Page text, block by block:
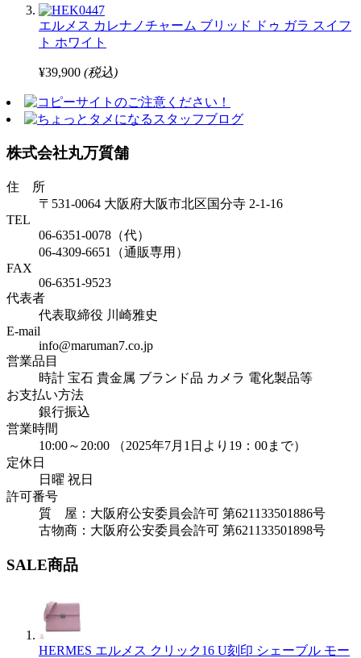
エルメス カレナノチャーム ブリッド ドゥ ガラ スイフ
ト ホワイト
¥39,900 (税込)
株式会社丸万質舗
住 所
〒531-0064 大阪府大阪市北区国分寺 2-1-16
TEL
06-6351-0078（代）
06-4309-6651（通販専用）
FAX
06-6351-9523
代表者
代表取締役 川崎雅史
E-mail
info@maruman7.co.jp
営業品目
時計 宝石 貴金属 ブランド品 カメラ 電化製品等
お支払い方法
銀行振込
営業時間
10:00～20:00 （2025年7月1日より19：00まで）
定休日
日曜 祝日
許可番号
質 屋：大阪府公安委員会許可 第621133501886号
古物商：大阪府公安委員会許可 第621133501898号
SALE商品
HERMES エルメス クリック16 U刻印 シェーブル モー